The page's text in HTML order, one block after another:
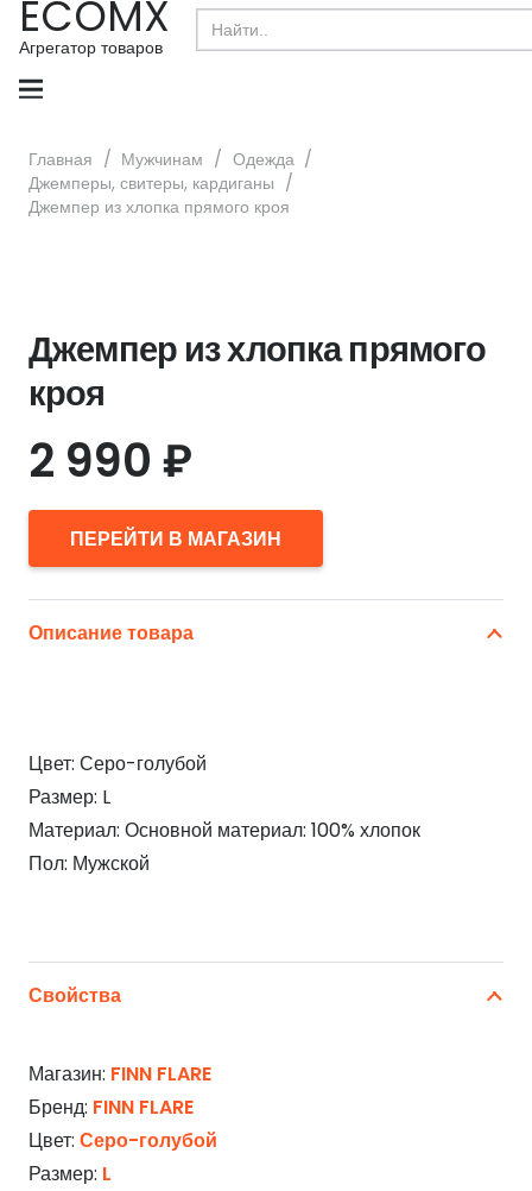
ECOMX
Агрегатор товаров
Search
for:
Главная / Мужчинам / Одежда /
Джемперы, свитеры, кардиганы /
Джемпер из хлопка прямого кроя
Джемпер из хлопка прямого
кроя
2 990 ₽
ПЕРЕЙТИ В МАГАЗИН
Описание товара
Цвет: Серо-голубой
Размер: L
Материал: Основной материал: 100% хлопок
Пол: Мужской
Свойства
Магазин: FINN FLARE
Бренд: FINN FLARE
Цвет: Серо-голубой
Размер: L